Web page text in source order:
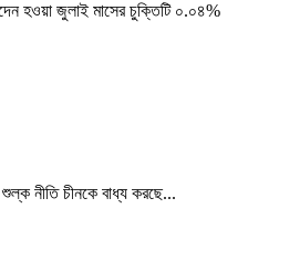
হওয়া জুলাই মাসের চুক্তিটি ০.০৪%
শুল্ক নীতি চীনকে বাধ্য করছে...